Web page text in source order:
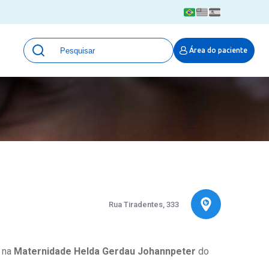
Área do paciente
Unidades
Qualidade e Segurança em saúde
Pesquisa Hospital Moinhos de Vento
Pronto Atendimento Digital
Rua Tiradentes, 333
Maternidade Helda Gerdau Johannpeter do